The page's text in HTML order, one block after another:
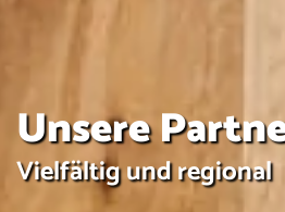
Unsere
Vielfältig und regional